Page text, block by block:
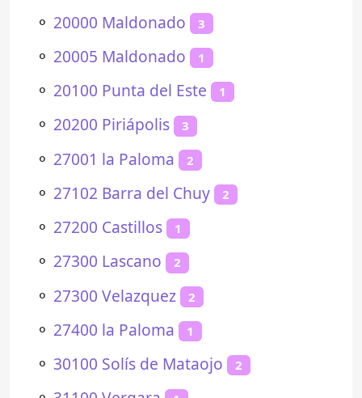
⚬ 20000 Maldonado 3
⚬ 20005 Maldonado 1
⚬ 20100 Punta del Este 1
⚬ 20200 Piriápolis 3
⚬ 27001 la Paloma 2
⚬ 27102 Barra del Chuy 2
⚬ 27200 Castillos 1
⚬ 27300 Lascano 2
⚬ 27300 Velazquez 2
⚬ 27400 la Paloma 1
⚬ 30100 Solís de Mataojo 2